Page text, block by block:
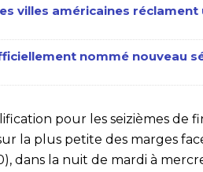
villes américaines
nommé nouveau
pour les seizièmes de
la plus petite des marges
dans la nuit de mardi à